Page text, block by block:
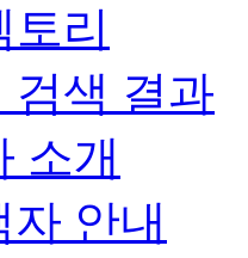
토리
검색 결과
소개
안내